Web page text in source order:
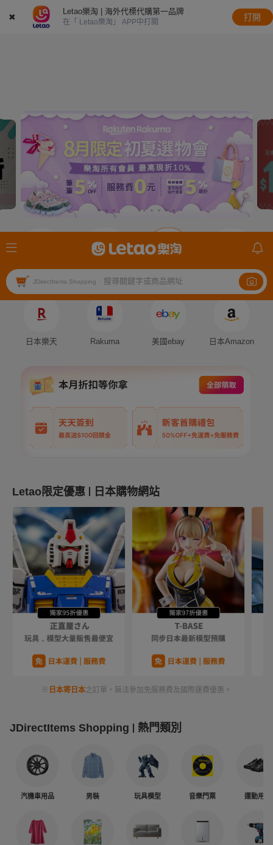
✖
Letao樂淘 | 海外代標代購第一品牌
在「 Letao樂淘」 APP中打開
打開
JDirectItems Shopping 搜尋關鍵字或商品網址
Auction
Fleamarket
Shopping
mercari
日本樂天 Rakuma 美國ebay 日本Amazon
Letao限定優惠 日本購物網站
※ 日本寄日本之訂單，無法參加免服務費及國際運費優惠。
JDirectItems Shopping 熱門類別
汽機車用品 男裝 玩具模型 音樂門票 運動用品